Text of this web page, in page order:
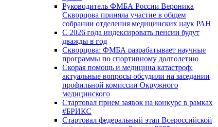
Руководитель ФМБА России Вероника
Скворцова приняла участие в общем
собрании отделения медицинских наук РАН
С 2026 года индексировать пенсии будут
дважды в год
Скворцова: ФМБА разрабатывает научные
программы по спортивному долголетию
Скорая помощь и медицина катастроф:
актуальные вопросы обсудили на заседании
профильной комиссии Окружного
медицинского
Стартовал прием заявок на конкурс в рамках
#БРИКС
Стартовал федеральный этап Всероссийской